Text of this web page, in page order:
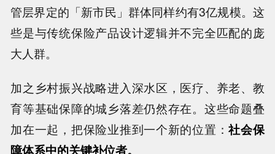
管层界定的「新市民」群体同样约有3亿规模。这
些是与传统保险产品设计逻辑并不完全匹配的庞
大人群。
加之乡村振兴战略进入深水区，医疗、养老、教
育等基础保障的城乡落差仍然存在。这些命题叠
加在一起，把保险业推到一个新的位置：社会保
障体系中的关键补位者。